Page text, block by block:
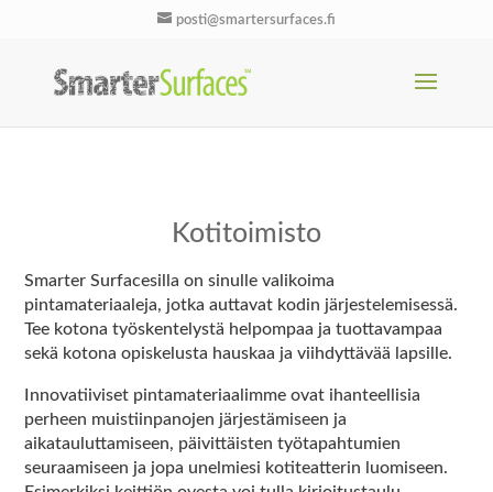
posti@smartersurfaces.fi
Kotitoimisto
Smarter Surfacesilla on sinulle valikoima
pintamateriaaleja, jotka auttavat kodin järjestelemisessä.
Tee kotona työskentelystä helpompaa ja tuottavampaa
sekä kotona opiskelusta hauskaa ja viihdyttävää lapsille.
Innovatiiviset pintamateriaalimme ovat ihanteellisia
perheen muistiinpanojen järjestämiseen ja
aikatauluttamiseen, päivittäisten työtapahtumien
seuraamiseen ja jopa unelmiesi kotiteatterin luomiseen.